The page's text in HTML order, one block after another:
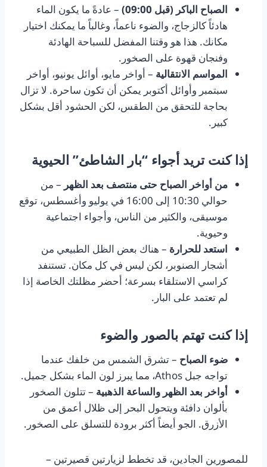
الصباح الباكر (قبل 09:00)
– عادةً ما يكون الماء
هادئاً كالزجاج، والضوء ناعماً، وغالباً ما يمكنك اختيار
مكانك. هذا هو وقتنا المفضل للسباحة الهادئة
وفنجان قهوة على الصخور.
المواسم الانتقالية – أواخر مايو، أوائل يونيو، أواخر
سبتمبر وأوائل أكتوبر يمكن أن تكون ساحرة. لا تزال
بحاجة للتحقق من الطقس، لكن الحشود أقل بشكل
كبير.
إذا كنت تريد أجواء “بار الشاطئ” الحيوية
من أواخر الصباح حتى منتصف بعد الظهر – من
حوالي 10:30 إلى 16:00 في يوليو وأغسطس، توقع
موسيقى، والكثير من الناس، وأجواء اجتماعية
وحيوية.
استعد للحرارة – هناك بعض الظل الطبيعي من
أشجار الصنوبر، لكن ليس في كل مكان. تستنفد
كراسي الاستلقاء بسرعة؛ أحضر مظلتك الخاصة إذا
لم تعتمد على البار.
إذا كنت تهتم بالصور والضوء
ضوء الصباح – تشرق الشمس من خلفك عندما
تواجه جبل Athos، مما يبرز لون الماء بشكل جميل.
أواخر بعد الظهر والساعة الذهبية – تتلون الصخور
بألوان دافئة ويتحول البحر إلى ظلال أعمق من
الأزرق. الجو أيضاً أكثر برودة للتسلق على الصخور.
للمصورين الجادين، قد تخطط لزيارتين قصيرتين –